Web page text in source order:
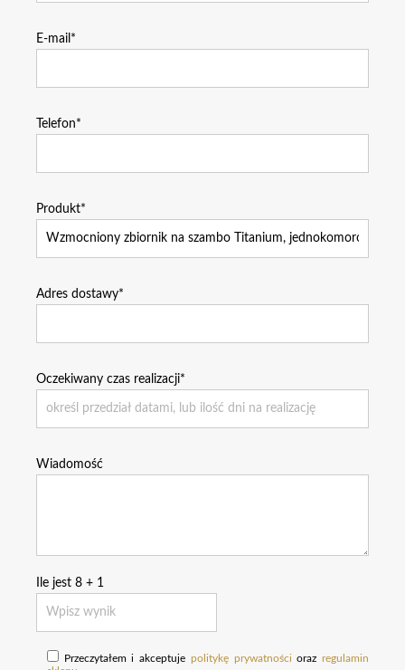
E-mail*
Telefon*
Produkt*
Adres dostawy*
Oczekiwany czas realizacji*
Wiadomość
Ile jest 8 + 1
Przeczytałem i akceptuje politykę prywatności orazregulamin